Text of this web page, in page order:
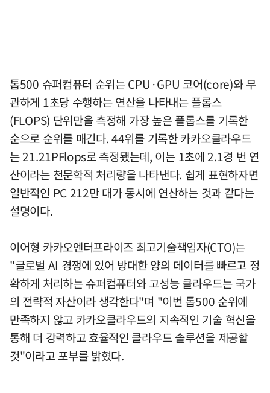
톱500 슈퍼컴퓨터 순위는 CPU·GPU 코어(core)와 무
관하게 1초당 수행하는 연산을 나타내는 플롭스
(FLOPS) 단위만을 측정해 가장 높은 플롭스를 기록한
순으로 순위를 매긴다. 44위를 기록한 카카오클라우드
는 21.21PFlops로 측정됐는데, 이는 1초에 2.1경 번 연
산이라는 천문학적 처리량을 나타낸다. 쉽게 표현하자면
일반적인 PC 212만 대가 동시에 연산하는 것과 같다는
설명이다.
이어형 카카오엔터프라이즈 최고기술책임자(CTO)는
"글로벌 AI 경쟁에 있어 방대한 양의 데이터를 빠르고 정
확하게 처리하는 슈퍼컴퓨터와 고성능 클라우드는 국가
의 전략적 자산이라 생각한다"며 "이번 톱500 순위에
만족하지 않고 카카오클라우드의 지속적인 기술 혁신을
통해 더 강력하고 효율적인 클라우드 솔루션을 제공할
것"이라고 포부를 밝혔다.